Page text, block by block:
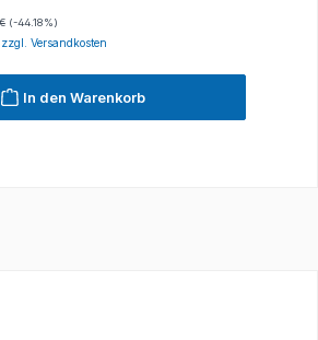
(-44.18%)
Versandkosten
In den Warenkorb